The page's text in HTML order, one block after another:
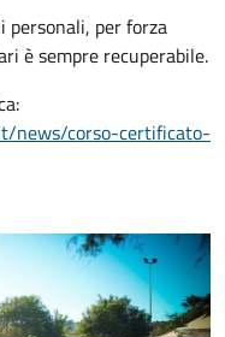
personali, per forza
è sempre recuperabile.
news/corso-certificato-